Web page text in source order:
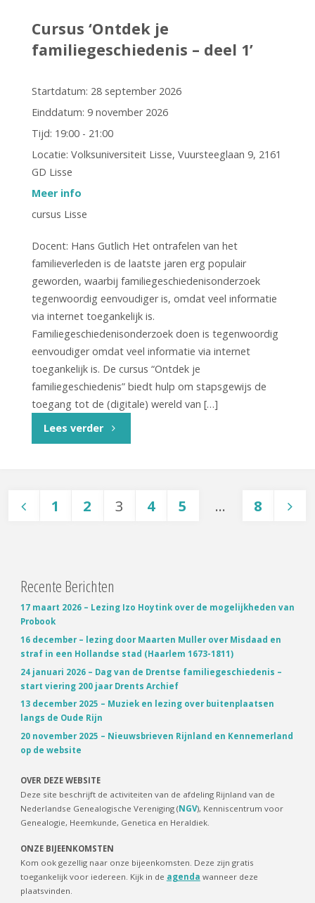
beginners"
Cursus ‘Ontdek je
familiegeschiedenis – deel 1’
Startdatum: 28 september 2026
Einddatum: 9 november 2026
Tijd: 19:00 - 21:00
Locatie: Volksuniversiteit Lisse, Vuursteeglaan 9, 2161
GD Lisse
Meer info
cursus Lisse
Docent: Hans Gutlich Het ontrafelen van het
familieverleden is de laatste jaren erg populair
geworden, waarbij familiegeschiedenisonderzoek
tegenwoordig eenvoudiger is, omdat veel informatie
via internet toegankelijk is.
Familiegeschiedenisonderzoek doen is tegenwoordig
eenvoudiger omdat veel informatie via internet
toegankelijk is. De cursus “Ontdek je
familiegeschiedenis” biedt hulp om stapsgewijs de
toegang tot de (digitale) wereld van […]
Lees verder"Cursus
1’"
paginering
1 2 3 4 5 … 8
Recente Berichten
17 maart 2026 – Lezing Izo Hoytink over de mogelijkheden van
Probook
16 december – lezing door Maarten Muller over Misdaad en
straf in een Hollandse stad (Haarlem 1673-1811)
24 januari 2026 – Dag van de Drentse familiegeschiedenis –
start viering 200 jaar Drents Archief
13 december 2025 – Muziek en lezing over buitenplaatsen
langs de Oude Rijn
20 november 2025 – Nieuwsbrieven Rijnland en Kennemerland
op de website
OVER DEZE WEBSITE
Deze site beschrijft de activiteiten van de afdeling Rijnland van de
Nederlandse Genealogische Vereniging (NGV), Kenniscentrum voor
Genealogie, Heemkunde, Genetica en Heraldiek.
ONZE BIJEENKOMSTEN
Kom ook gezellig naar onze bijeenkomsten. Deze zijn gratis
toegankelijk voor iedereen. Kijk in de agenda wanneer deze
plaatsvinden.